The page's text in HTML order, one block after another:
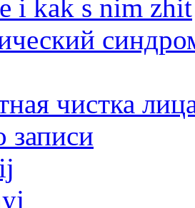
чистка
записи